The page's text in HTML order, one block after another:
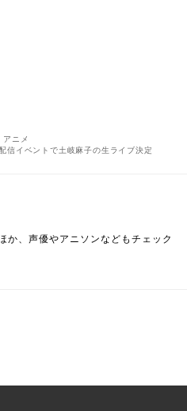
アニメ
信イベントで土岐麻子の生ライブ決定
か、声優やアニソンなどもチェック